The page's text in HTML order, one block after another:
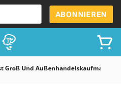
ABONNIEREN
Groß Und Außenhandelskaufmann